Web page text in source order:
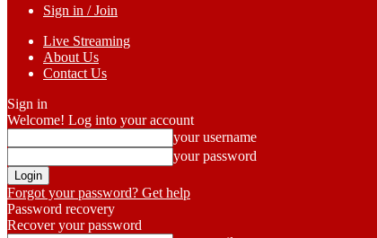
Sign in / Join
Live Streaming
About Us
Contact Us
Sign in
Welcome! Log into your account
your username
your password
Forgot your password? Get help
Password recovery
Recover your password